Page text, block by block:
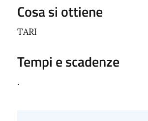
Cosa si ottiene
TARI
Tempi e scadenze
.